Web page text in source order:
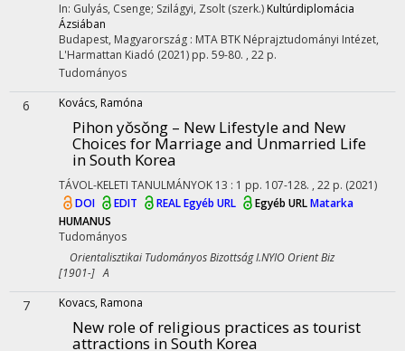
In: Gulyás, Csenge; Szilágyi, Zsolt (szerk.) Kultúrdiplomácia
Ázsiában
Budapest, Magyarország : MTA BTK Néprajztudományi Intézet,
L'Harmattan Kiadó (2021) pp. 59-80. , 22 p.
Tudományos
6 Kovács, Ramóna
Pihon yŏsŏng – New Lifestyle and New
Choices for Marriage and Unmarried Life
in South Korea
TÁVOL-KELETI TANULMÁNYOK 13 : 1 pp. 107-128. , 22 p. (2021)
DOI
EDIT REALEgyéb URL Egyéb URLMatarka
HUMANUS
Tudományos
Orientalisztikai Tudományos Bizottság I.NYIO Orient Biz
[1901-] A
7 Kovacs, Ramona
New role of religious practices as tourist
attractions in South Korea